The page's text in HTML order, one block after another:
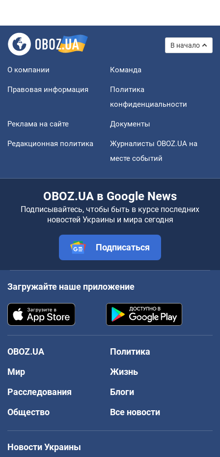
В начало
О компании Команда
Правовая информация
Политика
конфиденциальности
Реклама на сайте Документы
Редакционная политика
Журналисты OBOZ.UA на
месте событий
OBOZ.UA в Google News
Подписывайтесь, чтобы быть в курсе последних
новостей Украины и мира сегодня
Подписаться
Загружайте наше приложение
OBOZ.UA
Политика
Мир
Жизнь
Расследования
Блоги
Общество
Все новости
Новости Украины